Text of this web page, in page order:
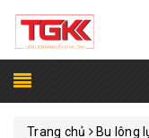
Trang chủ
Bu lông